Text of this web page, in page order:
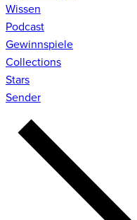
Wissen
Podcast
Gewinnspiele
Collections
Stars
Sender